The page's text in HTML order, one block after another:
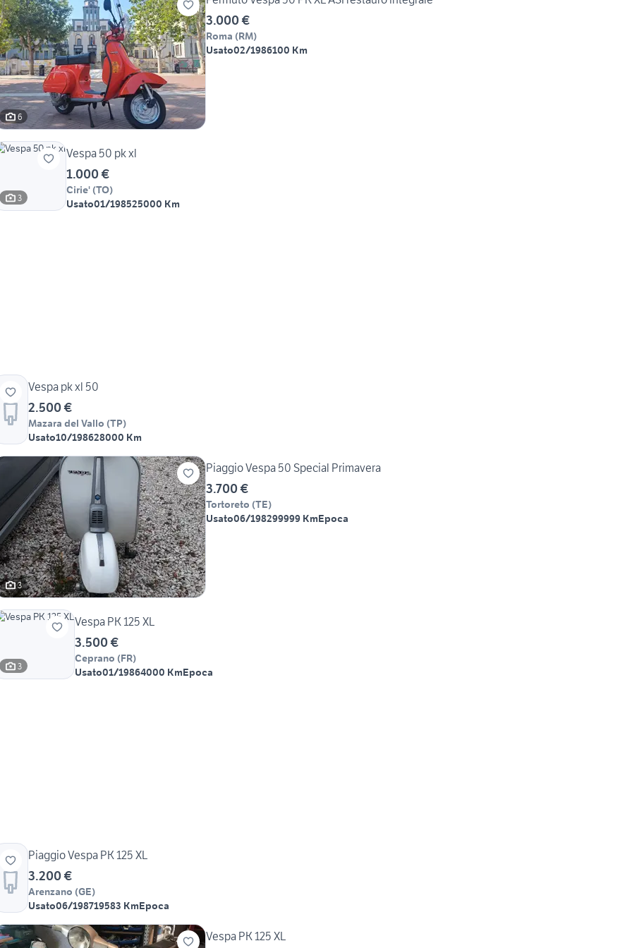
6
3.000 €
Roma (RM)
Usato02/1986100 Km
3
Vespa 50 pk xl
1.000 €
Cirie' (TO)
Usato01/198525000 Km
Vespa pk xl 50
2.500 €
Mazara del Vallo (TP)
Usato10/198628000 Km
3
Piaggio Vespa 50 Special Primavera
3.700 €
Tortoreto (TE)
Usato06/198299999 KmEpoca
3
Vespa PK 125 XL
3.500 €
Ceprano (FR)
Usato01/19864000 KmEpoca
Piaggio Vespa PK 125 XL
3.200 €
Arenzano (GE)
Usato06/198719583 KmEpoca
Vespa PK 125 XL